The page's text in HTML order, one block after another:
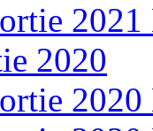
2021
2020
2020